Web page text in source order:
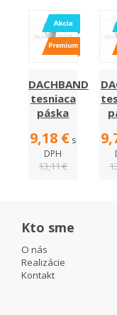
DACHBAND
tesniaca
páska
9,18 € s
DPH
13,11 €
Kto sme
O nás
Realizácie
Kontakt